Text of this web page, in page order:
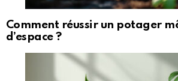
Comment réussir un potager
d’espace ?